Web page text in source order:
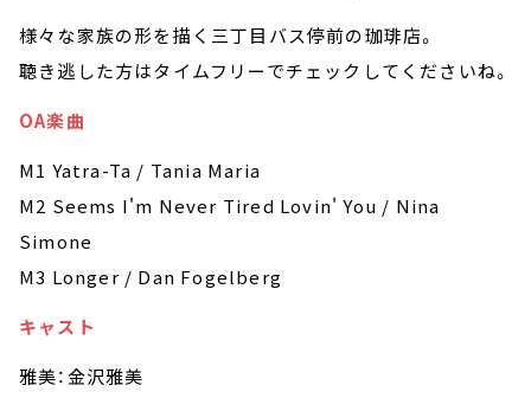
様々な家族の形を描く三丁目バス停前の珈琲店。
聴き逃した方はタイムフリーでチェックしてくださいね。
OA楽曲
M1 Yatra-Ta / Tania Maria
M2 Seems I'm Never Tired Lovin' You / Nina
Simone
M3 Longer / Dan Fogelberg
キャスト
雅美：金沢雅美